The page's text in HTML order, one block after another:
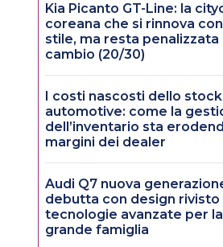
Kia Picanto GT-Line: la
coreana che si rinnova
stile, ma resta penalizzata
cambio (20/30)
I costi nascosti dello stock
automotive: come la
dell’inventario sta
margini dei dealer
Audi Q7 nuova
debutta con design rivisto
tecnologie avanzate per la
grande famiglia